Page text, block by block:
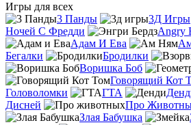
Игры для всех
3 Панды
3Д Игры
Ночей С Фредди
Angry
Адам И Ева
Бегалки
Бродилки
Воришка Боб
Говорящий Кот
Головоломки
ГТА
Дисней
Про
Злая Бабушка